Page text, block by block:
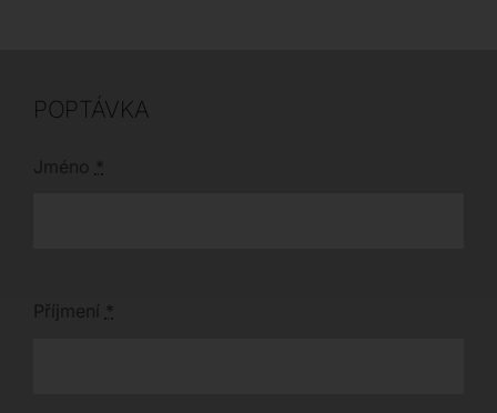
POPTÁVKA
Jméno *
Příjmení *